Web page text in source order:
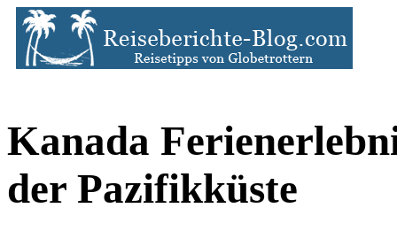
Kanada
der Pazifikküste